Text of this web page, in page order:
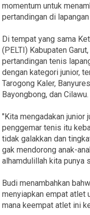
momentum untuk
pertandingan di
Di tempat yang sama
(PELTI) Kabupaten
pertandingan tenis
dengan kategori junior,
Tarogong Kaler,
Bayongbong, dan Cilawu.
"Kita mengadakan junior
penggemar tenis itu
tidak galakkan dan
gak mendorong anak-
alhamdulillah kita punya
Budi menambahkan
menyiapkan empat atlet
mana keempat atlet ini